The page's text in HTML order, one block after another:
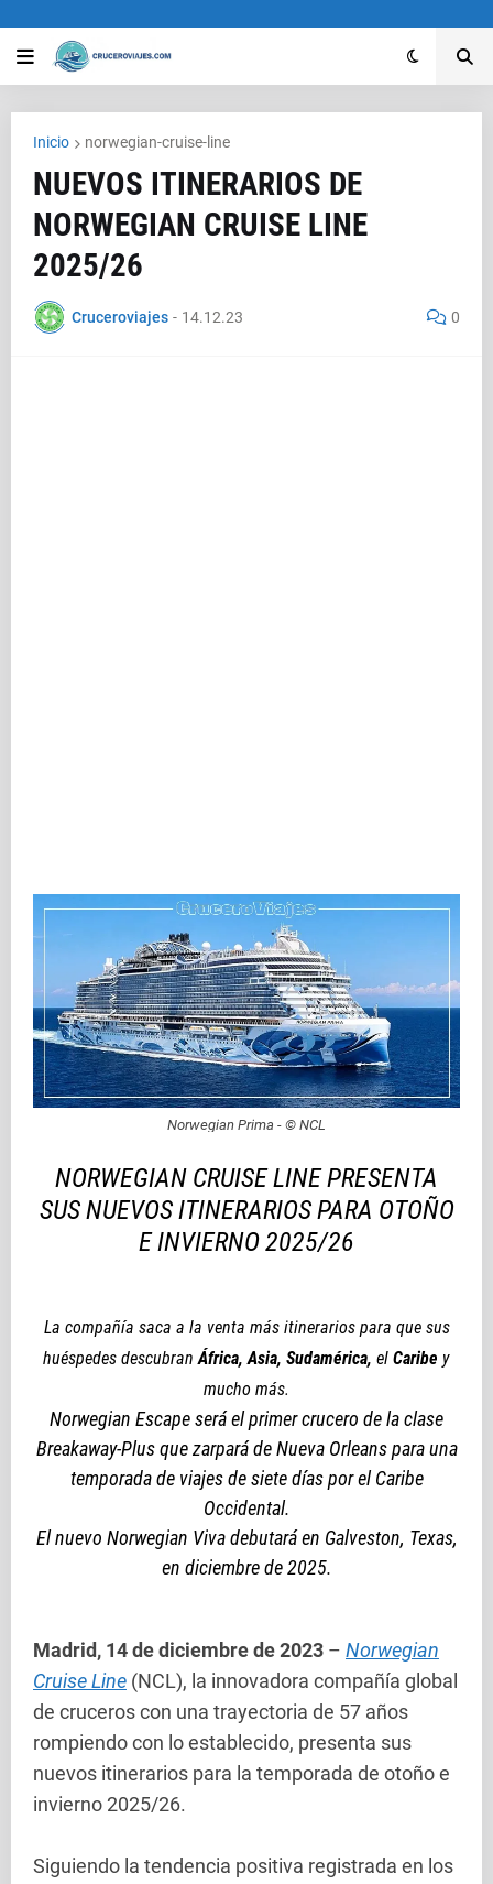
Inicio norwegian-cruise-line
NUEVOS ITINERARIOS DE
NORWEGIAN CRUISE LINE
2025/26
Cruceroviajes - 14.12.23 0
Norwegian Prima - © NCL
NORWEGIAN CRUISE LINE PRESENTA
SUS NUEVOS ITINERARIOS PARA OTOÑO
E INVIERNO 2025/26
La compañía saca a la venta más itinerarios para que sus
huéspedes descubranÁfrica, Asia, Sudamérica, el Caribe y
mucho más.
Norwegian Escape será el primer crucero de la clase
Breakaway-Plus que zarpará de Nueva Orleans para una
temporada de viajes de siete días por el Caribe
Occidental.
El nuevo Norwegian Viva debutará en Galveston, Texas,
en diciembre de 2025.
Madrid, 14 de diciembre de 2023 – Norwegian
Cruise Line (NCL), la innovadora compañía global
de cruceros con una trayectoria de 57 años
rompiendo con lo establecido, presenta sus
nuevos itinerarios para la temporada de otoño e
invierno 2025/26.
Siguiendo la tendencia positiva registrada en los